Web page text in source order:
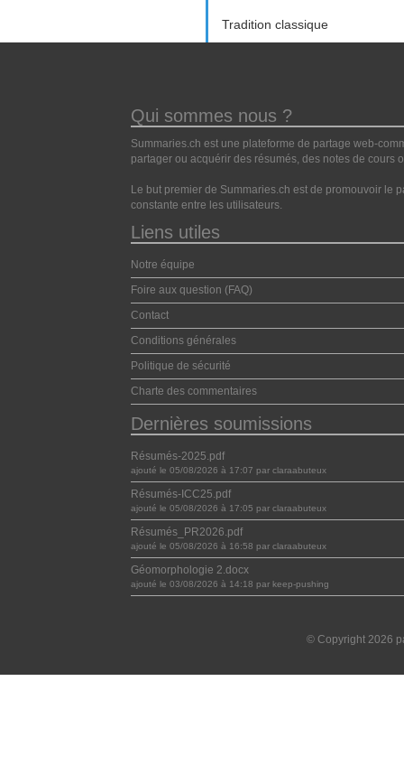
Tradition classique
Qui sommes nous ?
Summaries.ch est une plateforme de partage web-
partager ou acquérir des résumés, des notes de cours
Le but premier de Summaries.ch est de promouvoir le
constante entre les utilisateurs.
Liens utiles
Notre équipe
Foire aux question (FAQ)
Contact
Conditions générales
Politique de sécurité
Charte des commentaires
Dernières soumissions
Résumés-2025.pdf
ajouté le 05/08/2026 à 17:07 par claraabuteux
Résumés-ICC25.pdf
ajouté le 05/08/2026 à 17:05 par claraabuteux
Résumés_PR2026.pdf
ajouté le 05/08/2026 à 16:58 par claraabuteux
Géomorphologie 2.docx
ajouté le 03/08/2026 à 14:18 par keep-pushing
© Copyright 2026